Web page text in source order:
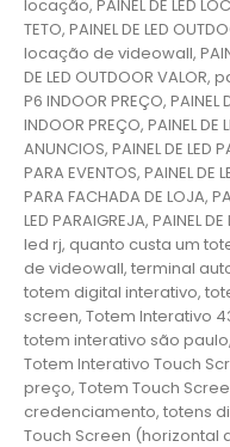
locação, PAINEL DE LED
TETO, PAINEL DE LED
locação de videowall,
DE LED OUTDOOR VALOR,
P6 INDOOR PREÇO, PAINEL
INDOOR PREÇO, PAINEL DE
ANUNCIOS, PAINEL DE LED
PARA EVENTOS, PAINEL DE
PARA FACHADA DE LOJA,
LED PARAIGREJA, PAINEL
led rj, quanto custa um
de videowall, terminal
totem digital interativo,
screen, Totem Interativo
totem interativo são
Totem Interativo Touch
preço, Totem Touch
credenciamento, totens
Touch Screen (horizontal